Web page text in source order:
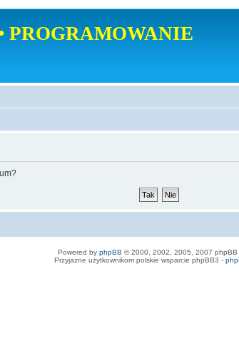
PROGRAMOWANIE
Powered by phpBB © 2000, 2002, 2005, 2007 phpBB
Przyjazne użytkownikom polskie wsparcie phpBB3 -